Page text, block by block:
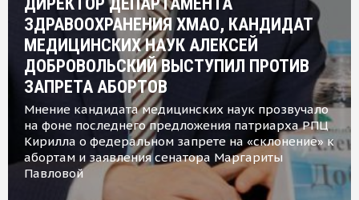
ЗДРАВООХРАНЕНИЯ ХМАО, КАНДИДАТ
МЕДИЦИНСКИХ НАУК АЛЕКСЕЙ
ДОБРОВОЛЬСКИЙ ВЫСТУПИЛ ПРОТИВ
ЗАПРЕТА АБОРТОВ
Мнение кандидата медицинских наук прозвучало
на фоне последнего предложения патриарха РПЦ
Кирилла о федеральном запрете на «склонение» к
абортам и заявления сенатора Маргариты
Павловой